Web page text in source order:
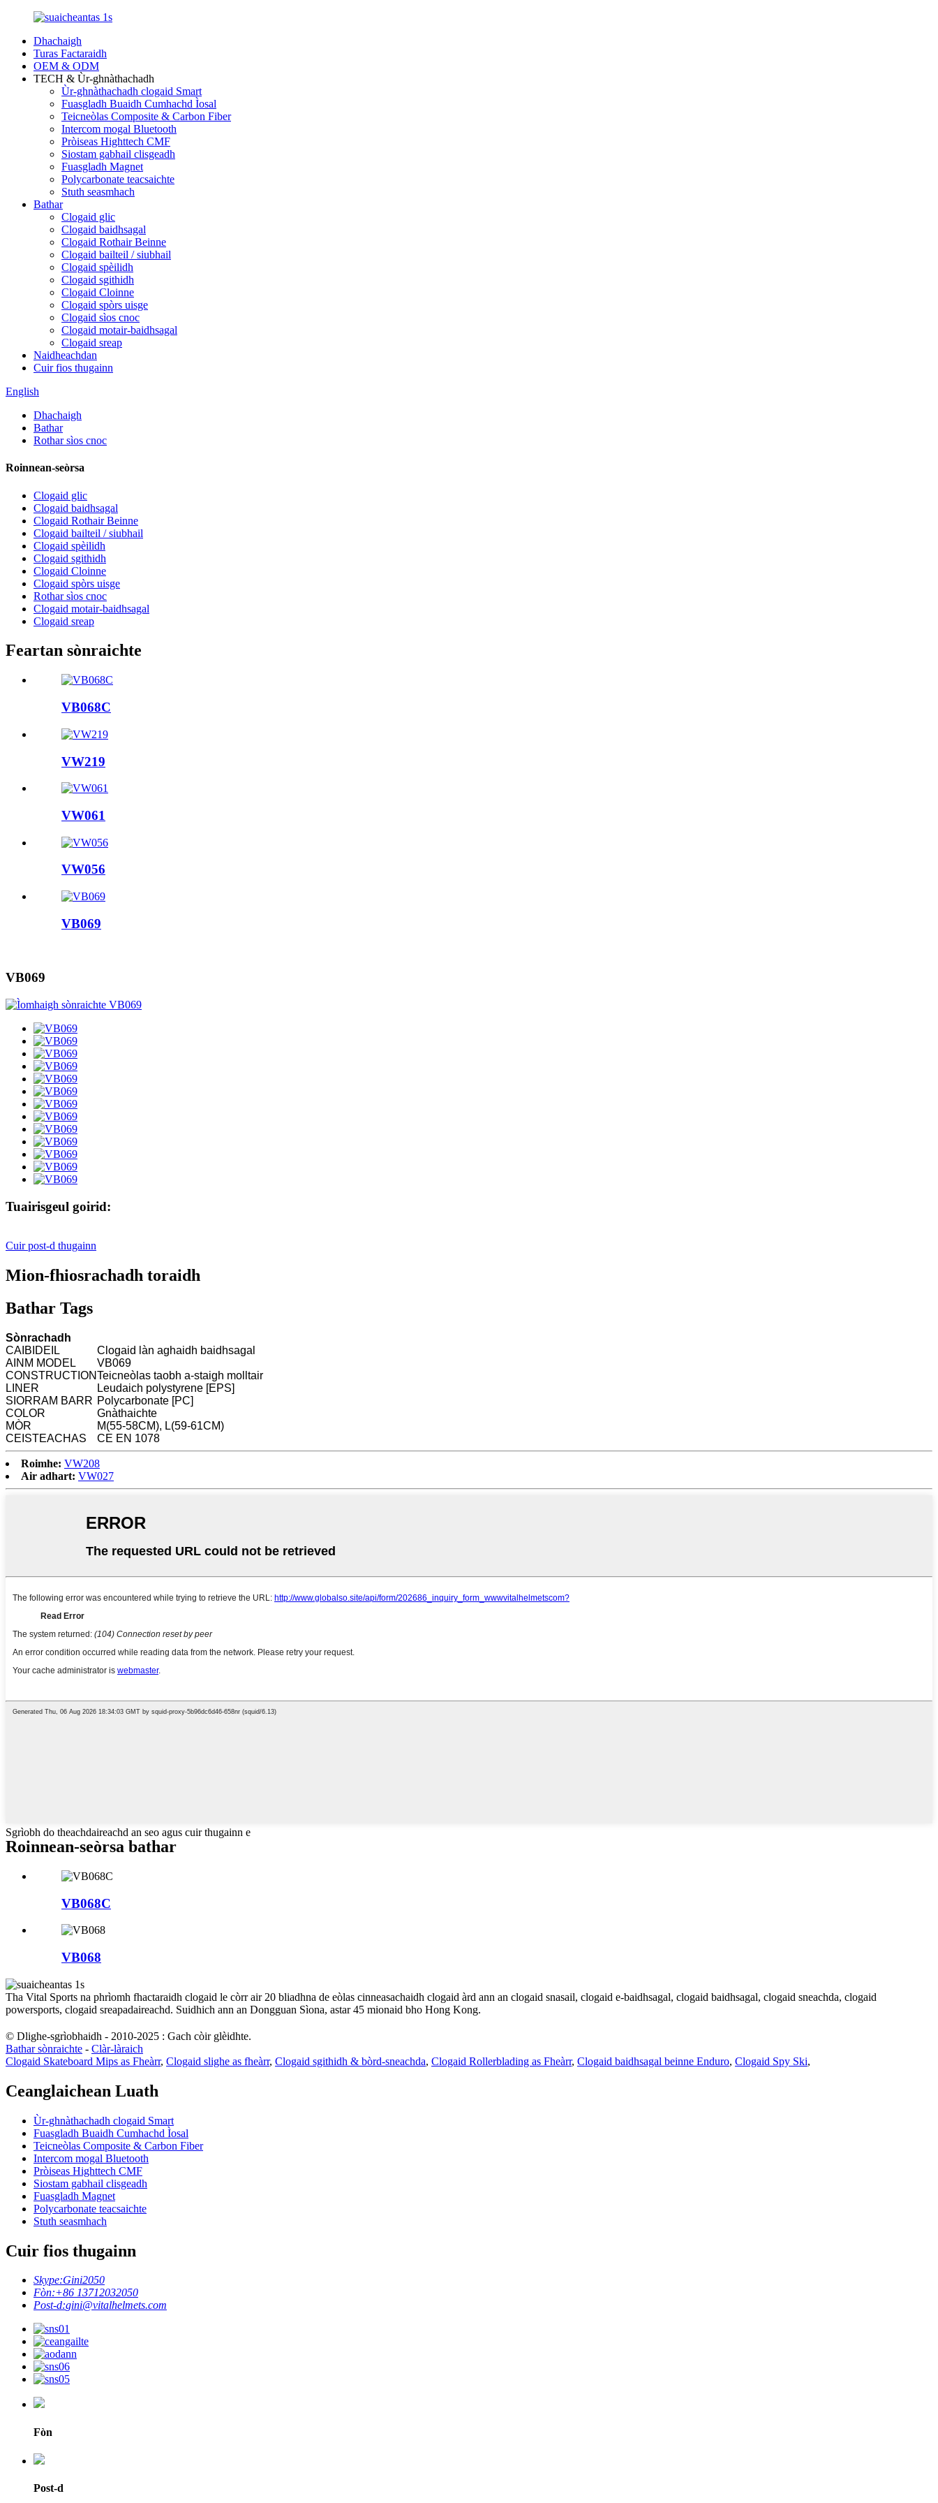
Dhachaigh
Turas Factaraidh
OEM & ODM
TECH & Ùr-ghnàthachadh
Ùr-ghnàthachadh clogaid Smart
Fuasgladh Buaidh Cumhachd Ìosal
Teicneòlas Composite & Carbon Fiber
Intercom mogal Bluetooth
Pròiseas Highttech CMF
Siostam gabhail clisgeadh
Fuasgladh Magnet
Polycarbonate teacsaichte
Stuth seasmhach
Bathar
Clogaid glic
Clogaid baidhsagal
Clogaid Rothair Beinne
Clogaid bailteil / siubhail
Clogaid spèilidh
Clogaid sgithidh
Clogaid Cloinne
Clogaid spòrs uisge
Clogaid sìos cnoc
Clogaid motair-baidhsagal
Clogaid sreap
Naidheachdan
Cuir fios thugainn
English
Dhachaigh
Bathar
Rothar sìos cnoc
Roinnean-seòrsa
Clogaid glic
Clogaid baidhsagal
Clogaid Rothair Beinne
Clogaid bailteil / siubhail
Clogaid spèilidh
Clogaid sgithidh
Clogaid Cloinne
Clogaid spòrs uisge
Rothar sìos cnoc
Clogaid motair-baidhsagal
Clogaid sreap
Feartan sònraichte
VB068C
VW219
VW061
VW056
VB069
VB069
Tuairisgeul goirid:
Cuir post-d thugainn
Mion-fhiosrachadh toraidh
Bathar Tags
Sònrachadh
CAIBIDEIL
Clogaid làn aghaidh baidhsagal
AINM MODEL
VB069
CONSTRUCTIONTeicneòlas taobh a-staigh molltair
LINER
Leudaich polystyrene [EPS]
SIORRAM BARR Polycarbonate [PC]
COLOR
Gnàthaichte
MÒR
M(55-58CM), L(59-61CM)
CEISTEACHAS
CE EN 1078
Roimhe: VW208
Air adhart: VW027
Sgrìobh do theachdaireachd an seo agus cuir thugainn e
Roinnean-seòrsa bathar
VB068C
VB068
Tha Vital Sports na phrìomh fhactaraidh clogaid le còrr air 20 bliadhna de eòlas cinneasachaidh clogaid àrd ann an clogaid snasail, clogaid e-baidhsagal, clogaid baidhsagal, clogaid sneachda, clogaid
powersports, clogaid sreapadaireachd. Suidhich ann an Dongguan Sìona, astar 45 mionaid bho Hong Kong.
© Dlighe-sgrìobhaidh - 2010-2025 : Gach còir glèidhte.
Bathar sònraichte - Clàr-làraich
Clogaid Skateboard Mips as Fheàrr, Clogaid slighe as fheàrr, Clogaid sgithidh & bòrd-sneachda, Clogaid Rollerblading as Fheàrr, Clogaid baidhsagal beinne Enduro, Clogaid Spy Ski,
Ceanglaichean Luath
Ùr-ghnàthachadh clogaid Smart
Fuasgladh Buaidh Cumhachd Ìosal
Teicneòlas Composite & Carbon Fiber
Intercom mogal Bluetooth
Pròiseas Highttech CMF
Siostam gabhail clisgeadh
Fuasgladh Magnet
Polycarbonate teacsaichte
Stuth seasmhach
Cuir fios thugainn
Skype:Gini2050
Fòn:+86 13712032050
Post-d:gini@vitalhelmets.com
Fòn
Post-d